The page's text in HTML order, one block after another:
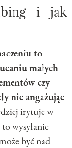
i jak
to
małych
czy
nie angażując
irytuje w
wysyłanie
być nad